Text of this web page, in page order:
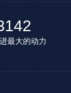
最大的动力